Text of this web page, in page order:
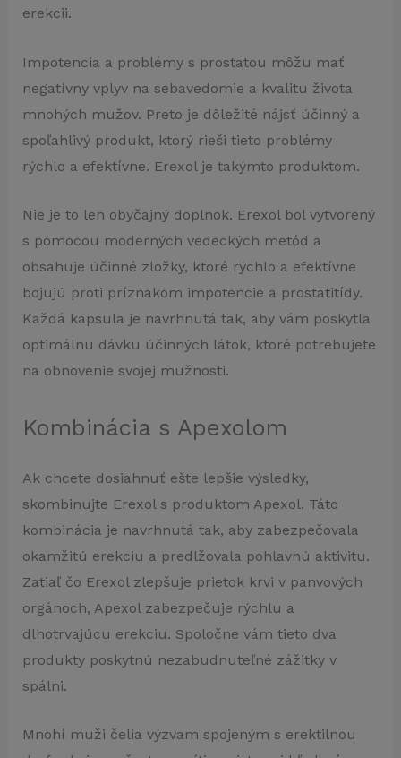
erekcii.
Impotencia a problémy s prostatou môžu mať
negatívny vplyv na sebavedomie a kvalitu života
mnohých mužov. Preto je dôležité nájsť účinný a
spoľahlivý produkt, ktorý rieši tieto problémy
rýchlo a efektívne. Erexol je takýmto produktom.
Nie je to len obyčajný doplnok. Erexol bol vytvorený
s pomocou moderných vedeckých metód a
obsahuje účinné zložky, ktoré rýchlo a efektívne
bojujú proti príznakom impotencie a prostatitídy.
Každá kapsula je navrhnutá tak, aby vám poskytla
optimálnu dávku účinných látok, ktoré potrebujete
na obnovenie svojej mužnosti.
Kombinácia s Apexolom
Ak chcete dosiahnuť ešte lepšie výsledky,
skombinujte Erexol s produktom Apexol. Táto
kombinácia je navrhnutá tak, aby zabezpečovala
okamžitú erekciu a predlžovala pohlavnú aktivitu.
Zatiaľ čo Erexol zlepšuje prietok krvi v panvových
orgánoch, Apexol zabezpečuje rýchlu a
dlhotrvajúcu erekciu. Spoločne vám tieto dva
produkty poskytnú nezabudnuteľné zážitky v
spálni.
Mnohí muži čelia výzvam spojeným s erektilnou